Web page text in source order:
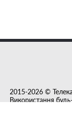
2015-2026 ©
Використання